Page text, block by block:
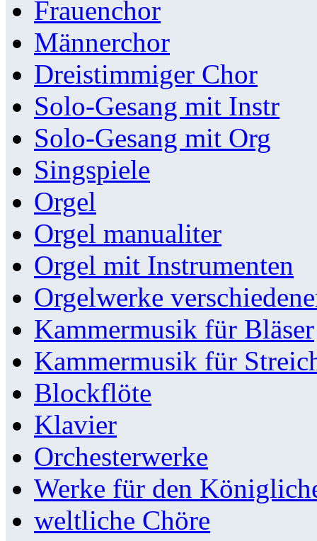
Frauenchor
Männerchor
Dreistimmiger Chor
Solo-Gesang mit Instr
Solo-Gesang mit Org
Singspiele
Orgel
Orgel manualiter
Orgel mit Instrumenten
Orgelwerke
Kammermusik für Bläser
Kammermusik für
Blockflöte
Klavier
Orchesterwerke
Werke für den
weltliche Chöre